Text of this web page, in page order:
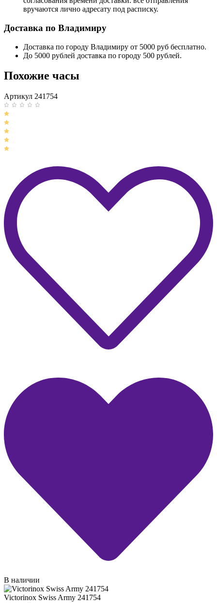
вручаются лично адресату под расписку.
Доставка по Владимиру
Доставка по городу Владимиру от 5000 руб бесплатно.
До 5000 рублей доставка по городу 500 рублей.
Похожие часы
Артикул 241754
В наличии
Victorinox Swiss Army 241754